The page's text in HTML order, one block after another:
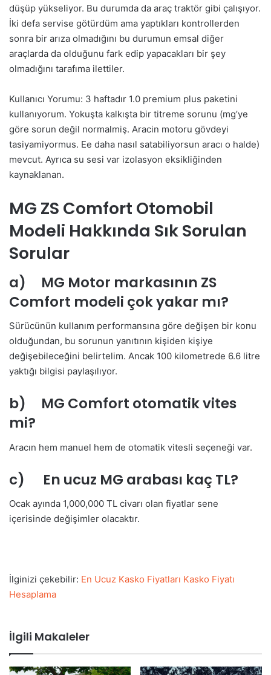
düşüp yükseliyor. Bu durumda da araç traktör gibi çalışıyor.
İki defa servise götürdüm ama yaptıkları kontrollerden
sonra bir arıza olmadığını bu durumun emsal diğer
araçlarda da olduğunu fark edip yapacakları bir şey
olmadığını tarafıma ilettiler.
Kullanıcı Yorumu: 3 haftadır 1.0 premium plus paketini
kullanıyorum. Yokuşta kalkışta bir titreme sorunu (mg’ye
göre sorun değil normalmiş. Aracin motoru gövdeyi
tasiyamiyormus. Ee daha nasıl satabiliyorsun aracı o halde)
mevcut. Ayrıca su sesi var izolasyon eksikliğinden
kaynaklanan.
MG ZS Comfort Otomobil
Modeli Hakkında Sık Sorulan
Sorular
a) MG Motor markasının ZS
Comfort modeli çok yakar mı?
Sürücünün kullanım performansına göre değişen bir konu
olduğundan, bu sorunun yanıtının kişiden kişiye
değişebileceğini belirtelim. Ancak 100 kilometrede 6.6 litre
yaktığı bilgisi paylaşılıyor.
b) MG Comfort otomatik vites
mi?
Aracın hem manuel hem de otomatik vitesli seçeneği var.
c) En ucuz MG arabası kaç TL?
Ocak ayında 1,000,000 TL civarı olan fiyatlar sene
içerisinde değişimler olacaktır.
İlginizi çekebilir: En Ucuz Kasko Fiyatları Kasko Fiyatı
Hesaplama
İlgili Makaleler